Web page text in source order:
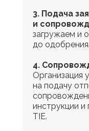
3. Подача
и
загружаем и
до
4.
Организация
на подачу
инструкции
TIE.